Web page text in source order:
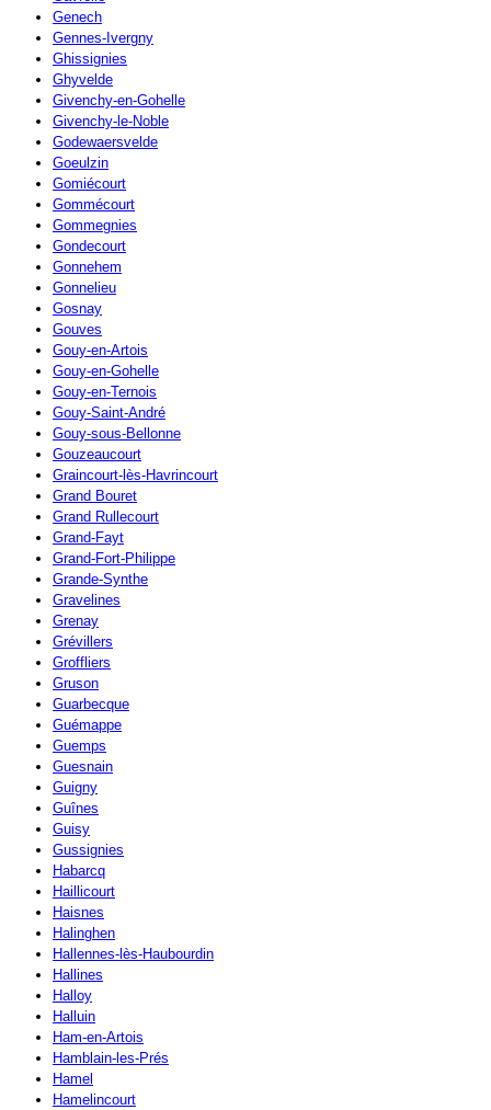
Genech
Gennes-Ivergny
Ghissignies
Ghyvelde
Givenchy-en-Gohelle
Givenchy-le-Noble
Godewaersvelde
Goeulzin
Gomiécourt
Gommécourt
Gommegnies
Gondecourt
Gonnehem
Gonnelieu
Gosnay
Gouves
Gouy-en-Artois
Gouy-en-Gohelle
Gouy-en-Ternois
Gouy-Saint-André
Gouy-sous-Bellonne
Gouzeaucourt
Graincourt-lès-Havrincourt
Grand Bouret
Grand Rullecourt
Grand-Fayt
Grand-Fort-Philippe
Grande-Synthe
Gravelines
Grenay
Grévillers
Groffliers
Gruson
Guarbecque
Guémappe
Guemps
Guesnain
Guigny
Guînes
Guisy
Gussignies
Habarcq
Haillicourt
Haisnes
Halinghen
Hallennes-lès-Haubourdin
Hallines
Halloy
Halluin
Ham-en-Artois
Hamblain-les-Prés
Hamel
Hamelincourt